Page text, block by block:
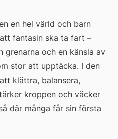
en hel värld och barn
fantasin ska ta fart –
grenarna och en känsla av
stor att upptäcka. I den
klättra, balansera,
kroppen och väcker
där många får sin första